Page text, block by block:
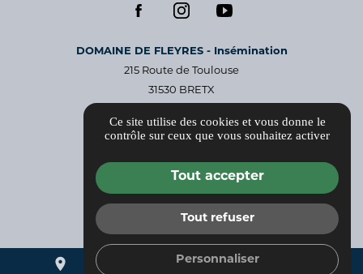
place mail
​DOMAINE DE FLEYRES - Insémination
215 Route de Toulouse
31530 BRETX
Itinéraire
Informations complémentaires
Mentions légales
Politique de confidentialité
Gestion des cookies
Ce site utilise des cookies et vous donne le
contrôle sur ceux que vous souhaitez activer
Tout accepter
Tout refuser
Personnaliser